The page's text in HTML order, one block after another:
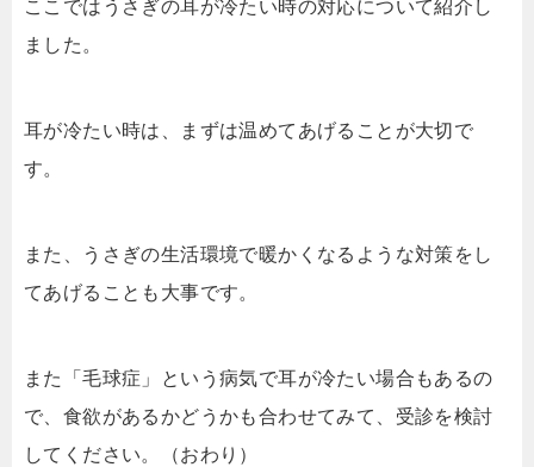
ここではうさぎの耳が冷たい時の対応について紹介し
ました。
耳が冷たい時は、まずは温めてあげることが大切で
す。
また、うさぎの生活環境で暖かくなるような対策をし
てあげることも大事です。
また「毛球症」という病気で耳が冷たい場合もあるの
で、食欲があるかどうかも合わせてみて、受診を検討
してください。（おわり）